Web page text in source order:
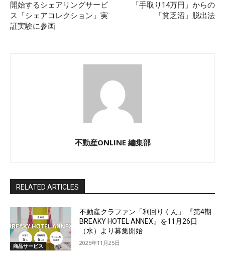
開始するシェアリングサービ
ス「シェアコレクション」実
証実験に参画
「手取り14万円」からの
「貧乏沼」脱出法
不動産ONLINE 編集部
RELATED ARTICLES
商品サービス
不動産クラファン「利回りくん」 『第4期
BREAKY HOTEL ANNEX』を11月26日
（水）より募集開始
2025年11月25日